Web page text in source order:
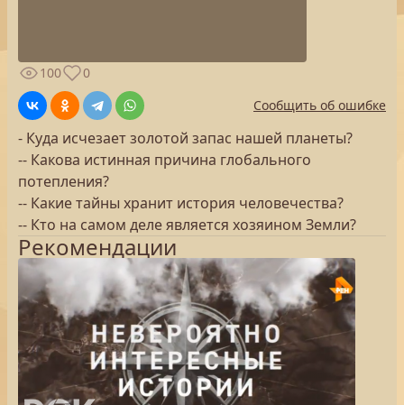
100
0
Сообщить об ошибке
- Куда исчезает золотой запас нашей планеты?
-- Какова истинная причина глобального
потепления?
-- Какие тайны хранит история человечества?
-- Кто на самом деле является хозяином Земли?
Рекомендации